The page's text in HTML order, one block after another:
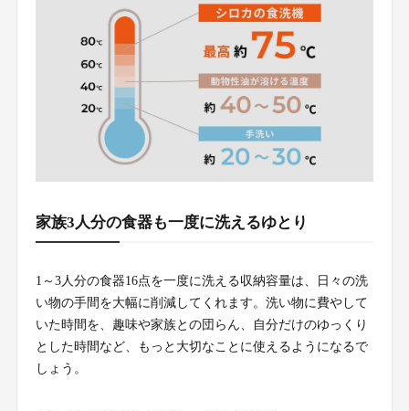
家族3人分の食器も一度に洗えるゆとり
1～3人分の食器16点を一度に洗える収納容量は、日々の洗
い物の手間を大幅に削減してくれます。洗い物に費やして
いた時間を、趣味や家族との団らん、自分だけのゆっくり
とした時間など、もっと大切なことに使えるようになるで
しょう。